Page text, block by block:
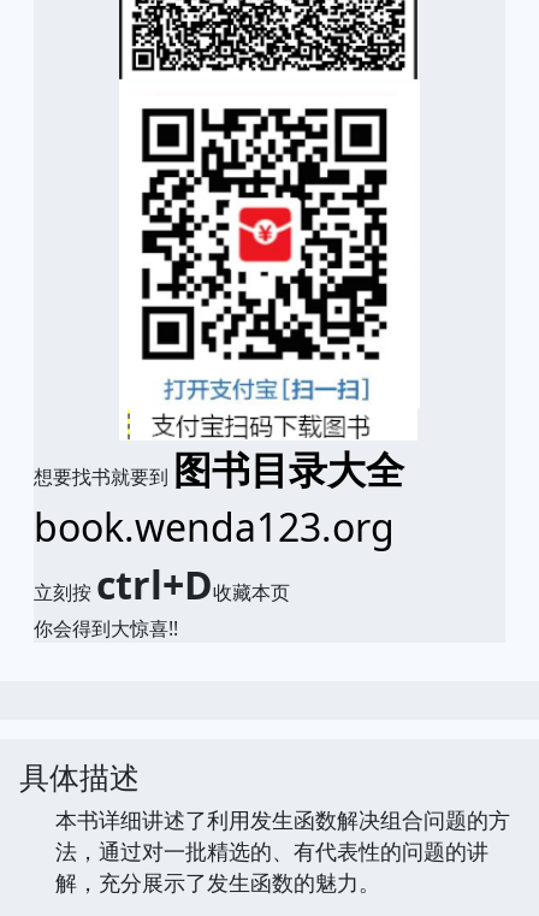
想要找书就要到 图书目录大全
book.wenda123.org
立刻按 ctrl+D收藏本页
你会得到大惊喜!!
具体描述
本书详细讲述了利用发生函数解决组合问题的方
法，通过对一批精选的、有代表性的问题的讲
解，充分展示了发生函数的魅力。